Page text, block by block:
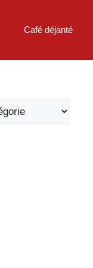
Café déjanté